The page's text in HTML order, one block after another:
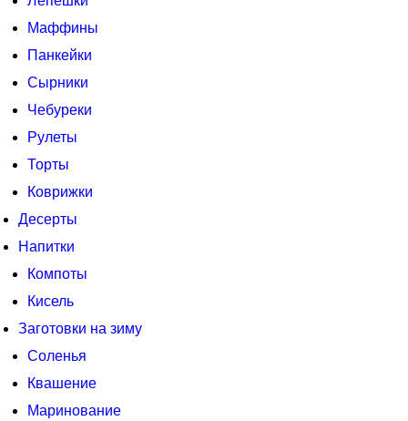
Маффины
Панкейки
Сырники
Чебуреки
Рулеты
Торты
Коврижки
Десерты
Напитки
Компоты
Кисель
Заготовки на зиму
Соленья
Квашение
Маринование